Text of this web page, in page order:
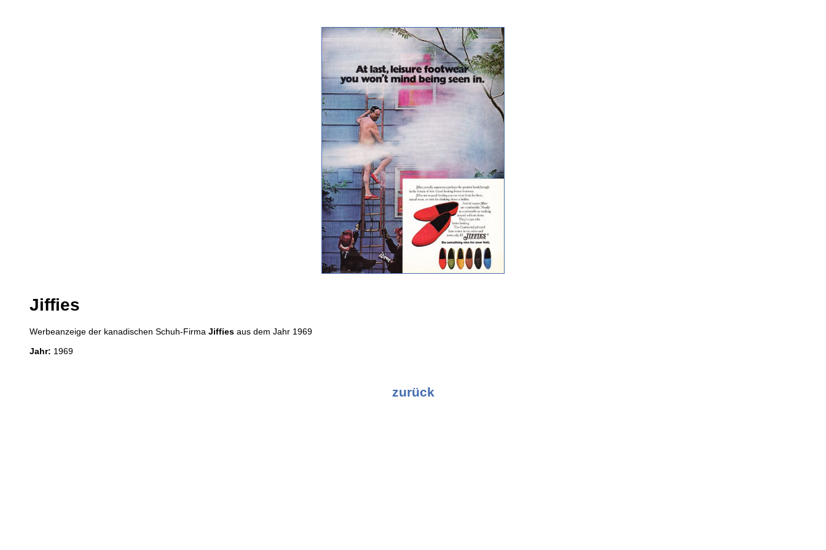
Jiffies
Werbeanzeige der kanadischen Schuh-Firma Jiffies aus dem Jahr 1969
Jahr: 1969
zurück